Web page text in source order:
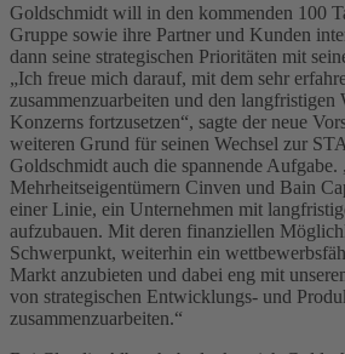
Goldschmidt will in den kommenden 100
Gruppe sowie ihre Partner und Kunden
dann seine strategischen Prioritäten mit
„Ich freue mich darauf, mit dem sehr
zusammenzuarbeiten und den langfristigen
Konzerns fortzusetzen“, sagte der neue
weiteren Grund für seinen Wechsel zur
Goldschmidt auch die spannende Aufgabe.
Mehrheitseigentümern Cinven und Bain
einer Linie, ein Unternehmen mit
aufzubauen. Mit deren finanziellen
Schwerpunkt, weiterhin ein
Markt anzubieten und dabei eng mit
von strategischen Entwicklungs- und
zusammenzuarbeiten.“